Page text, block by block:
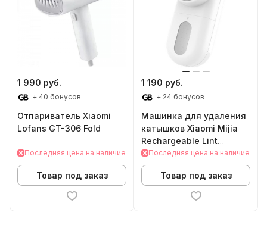
1 990 руб.
+ 40 бонусов
Отпариватель Xiaomi
Lofans GT-306 Fold
Последняя цена на наличие
Товар под заказ
1 190 руб.
+ 24 бонусов
Машинка для удаления
катышков Xiaomi Mijia
Rechargeable Lint
Remover (MQXJQ01KL)
Последняя цена на наличие
Товар под заказ